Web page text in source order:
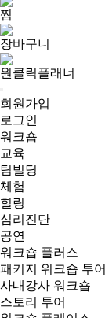
찜
장바구니
원클릭플래너
회원가입
로그인
워크숍
교육
팀빌딩
체험
힐링
심리진단
공연
워크숍 플러스
패키지 워크숍 투어
사내강사 워크숍
스토리 투어